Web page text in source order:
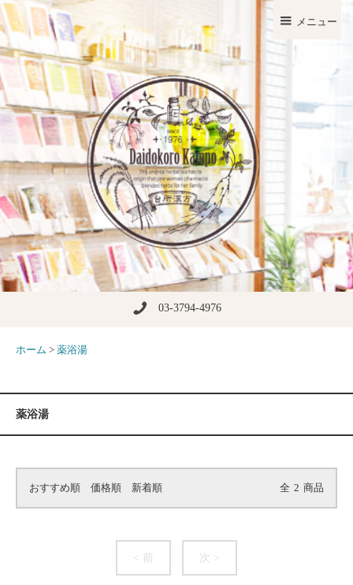
メニュー
03-3794-4976
ホーム > 薬浴湯
薬浴湯
おすすめ順 価格順 新着順 全 2 商品
< 前 次 >